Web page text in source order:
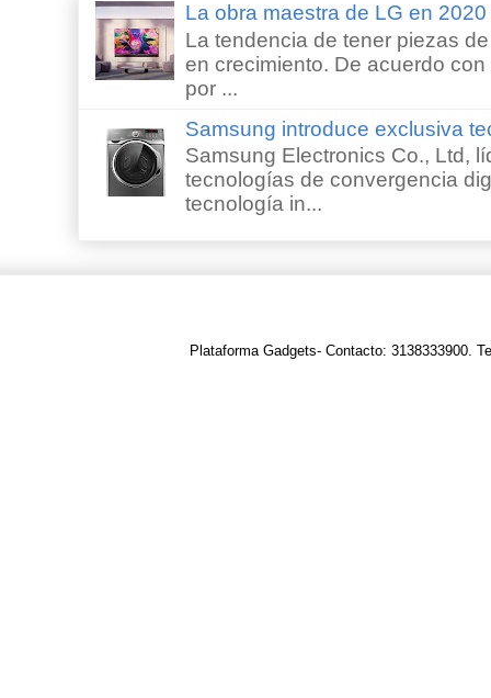
La obra maestra de LG en
La tendencia de tener piezas
en crecimiento. De acuerdo
por ...
Samsung introduce exclusiva
Samsung Electronics Co., Ltd,
tecnologías de convergencia
tecnología in...
Plataforma Gadgets- Contacto: 3138333900.